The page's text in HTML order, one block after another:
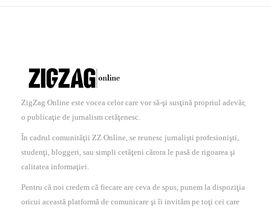
ZigZag Online este vocea celor care vor să-şi susţină propriul adevăr,
o publicaţie de jurnalism cetăţenesc.
În cadrul comunităţii ZZ Online, se reunesc jurnalişti profesionişti,
studenţi, bloggeri, sau simpli cetăţeni cărora le pasă de rigoarea şi
calitatea informaţiei.
Pentru că noi credem că fiecare are ceva de spus, punem la dispoziţia
oricui această platformă de comunicare şi îi invităm pe toţi cei care